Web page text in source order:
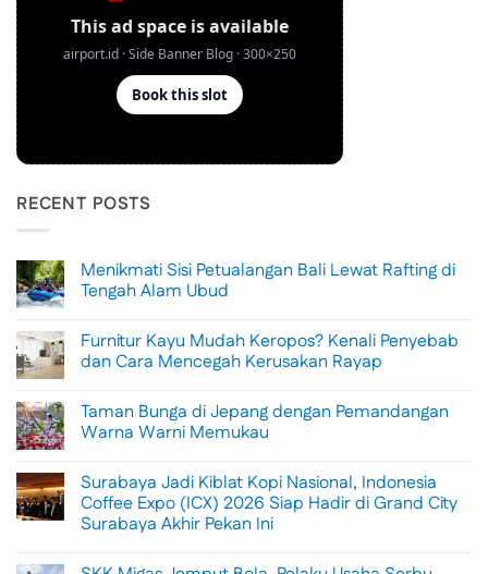
RECENT POSTS
Menikmati Sisi Petualangan Bali Lewat Rafting di
Tengah Alam Ubud
on
Menikmati
Sisi
Lewat
Rafting
di
Ubud
Furnitur Kayu Mudah Keropos? Kenali Penyebab
dan Cara Mencegah Kerusakan Rayap
on
Furnitur
Kayu
Kenali
Penyebab
dan
Cara
Rayap
Taman Bunga di Jepang dengan Pemandangan
Warna Warni Memukau
on
Taman
Bunga
di
Pemandangan
Surabaya Jadi Kiblat Kopi Nasional, Indonesia
Coffee Expo (ICX) 2026 Siap Hadir di Grand City
Surabaya Akhir Pekan Ini